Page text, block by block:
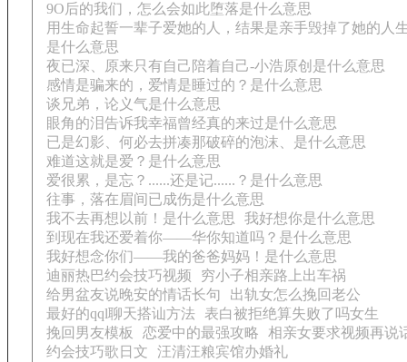
9O后的我们，怎么会如此堕落是什么意思
用生命起誓一辈子爱她的人，结果是亲手毁掉了她的人
是什么意思
夜已深、原来只有自己陪着自己-小浩原创是什么意思
感情是骗来的，爱情是睡过的？是什么意思
谈兄弟，论义气是什么意思
眼角的泪告诉我幸福曾经真的来过是什么意思
已是幻影、何必去拼凑那破碎的泡沫、是什么意思
难道这就是爱？是什么意思
爱很累，是忘？......还是记......？是什么意思
往事，落在眉间已成伤是什么意思
我不去再想以前！是什么意思
我好想你是什么意思
到现在我还爱着你——华你知道吗？是什么意思
我好想念你们——我的爸爸妈妈！是什么意思
迪丽热巴约会技巧视频
穷小子相亲路上出车祸
给男盆友说晚安的情话长句
出轨女怎么挽回老公
最好的qql聊天搭讪方法 表白被拒绝算失败了吗女生
挽回男友模板
恋爱中的最强攻略
相亲女要求视频再说
约会技巧歌日文
汪清汪粮宾馆办婚礼